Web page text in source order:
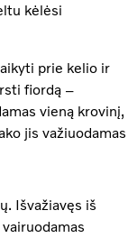
kėlėsi
prie kelio ir
fiordą –
vieną krovinį,
jis važiuodamas
Išvažiavęs iš